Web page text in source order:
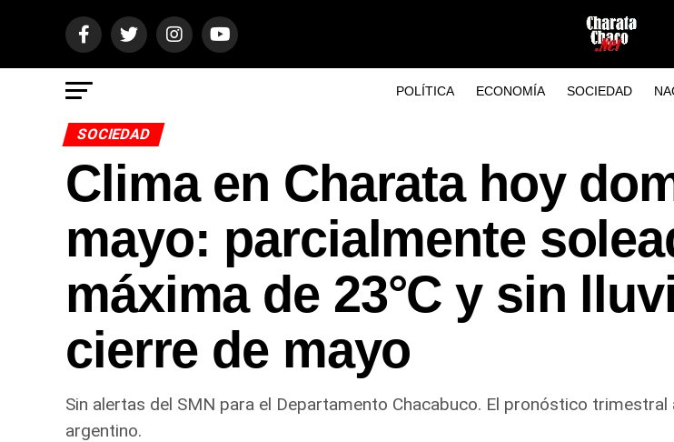
POLÍTICA ECONOMÍA SOCIEDAD
SOCIEDAD
Clima en Charata hoy
mayo: parcialmente
máxima de 23°C y sin
cierre de mayo
Sin alertas del SMN para el Departamento Chacabuco. El pronóstico
argentino.